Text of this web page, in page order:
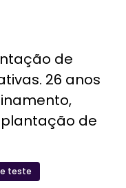
de
26 anos
de
teste